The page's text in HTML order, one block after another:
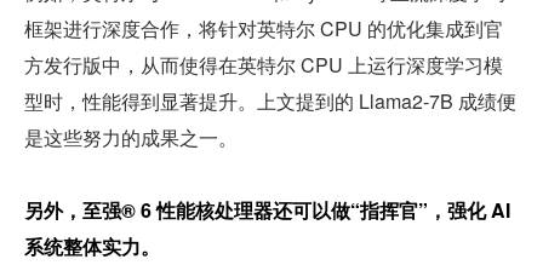
框架进行深度合作，将针对英特尔 CPU 的优化集成到官
方发行版中，从而使得在英特尔 CPU 上运行深度学习模
型时，性能得到显著提升。上文提到的 Llama2-7B 成绩便
是这些努力的成果之一。
另外，至强® 6 性能核处理器还可以做“指挥官”，强化 AI
系统整体实力。